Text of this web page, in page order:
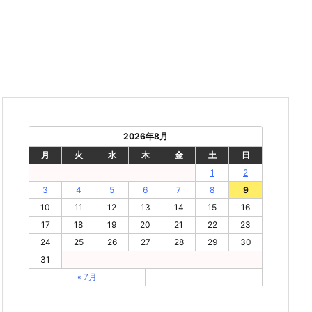
2026年8月
月
火 水 木 金 土
日
1
2
3
4 5 6 7 8
9
10
11 12 13 14 15
16
17
18 19 20 21 22
23
24
25 26 27 28 29
30
31
« 7月